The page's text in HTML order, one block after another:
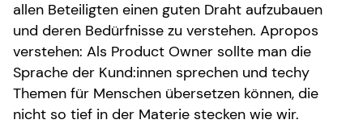
allen Beteiligten einen guten Draht aufzubauen
und deren Bedürfnisse zu verstehen. Apropos
verstehen: Als Product Owner sollte man die
Sprache der Kund:innen sprechen und techy
Themen für Menschen übersetzen können, die
nicht so tief in der Materie stecken wie wir.